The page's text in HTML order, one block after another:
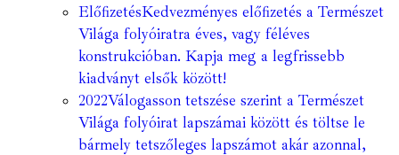
ElőfizetésKedvezményes előfizetés a Természet
Világa folyóiratra éves, vagy féléves
konstrukcióban. Kapja meg a legfrissebb
kiadványt elsők között!
2022Válogasson tetszése szerint a Természet
Világa folyóirat lapszámai között és töltse le
bármely tetszőleges lapszámot akár azonnal,